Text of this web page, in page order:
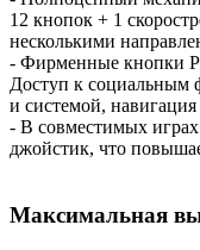
12 кнопок + 1
несколькими
- Фирменные кнопки
Доступ к социальным
и системой,
- В совместимых играх
джойстик, что
Максимальная